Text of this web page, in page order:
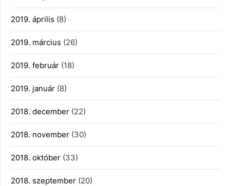
2019. április (8)
2019. március (26)
2019. február (18)
2019. január (8)
2018. december (22)
2018. november (30)
2018. október (33)
2018. szeptember (20)